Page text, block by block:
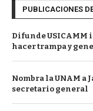
PUBLICACIONES
Difunde USICAMM
hacer trampa y
Nombra la UNAM a
secretario general